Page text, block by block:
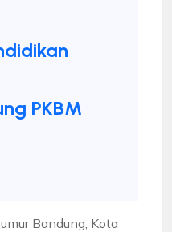
PKBM
Bandung, Kota